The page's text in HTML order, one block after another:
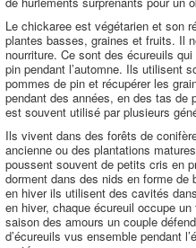
Le chickaree est végétarien et son
plantes basses, graines et fruits. Il
nourriture. Ce sont des écureuils
pin pendant l’automne. Ils utilisent
pommes de pin et récupérer les
pendant des années, en des tas de
est souvent utilisé par plusieurs
Ils vivent dans des forêts de
ancienne ou des plantations
poussent souvent de petits cris en
dorment dans des nids en forme de
en hiver ils utilisent des cavités
en hiver, chaque écureuil occupe
saison des amours un couple
d’écureuils vus ensemble pendant